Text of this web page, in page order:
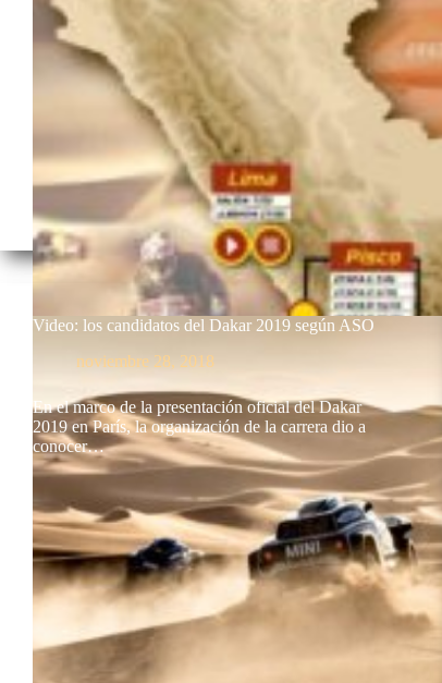
Video: los candidatos del Dakar 2019 según ASO
noviembre 28, 2018
En el marco de la presentación oficial del Dakar
2019 en París, la organización de la carrera dio a
conocer…